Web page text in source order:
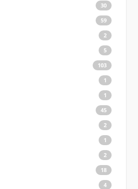
30
59
2
5
103
1
1
45
2
1
2
18
4